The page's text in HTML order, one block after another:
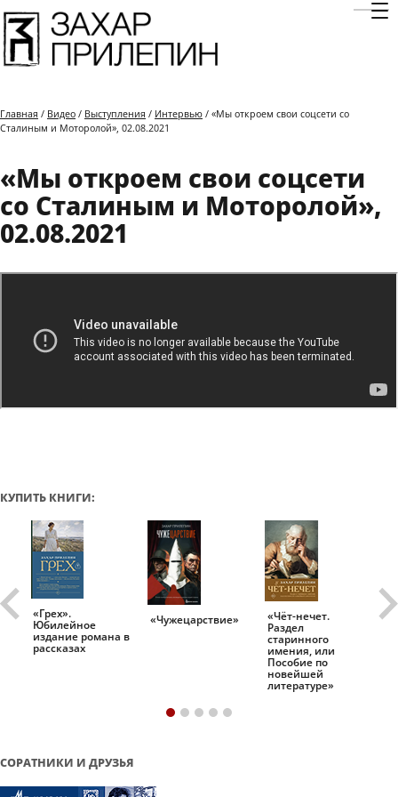
Главная / Видео / Выступления / Интервью / «Мы откроем свои соцсети со
Сталиным и Моторолой», 02.08.2021
«Мы откроем свои соцсети
со Сталиным и Моторолой»,
02.08.2021
КУПИТЬ КНИГИ:
«Грех».
Юбилейное
издание романа в
рассказах
«Чужецарствие» «Чёт-нечет.
Раздел
старинного
имения, или
Пособие по
новейшей
литературе»
СОРАТНИКИ И ДРУЗЬЯ